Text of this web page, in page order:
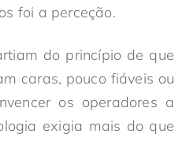
foi a perceção.
do princípio de que
caras, pouco fiáveis ou
os operadores a
exigia mais do que